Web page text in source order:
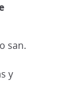
san.
y